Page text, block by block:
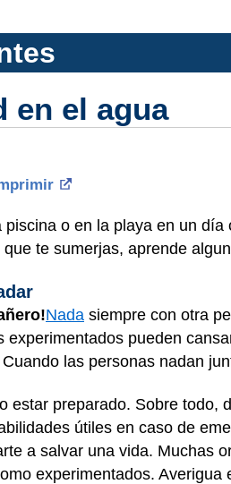
en el agua
piscina o en la playa en un
te sumerjas, aprende
Nada siempre con otra
experimentados pueden
las personas nadan
estar preparado. Sobre todo,
útiles en caso de
a salvar una vida. Muchas
experimentados.